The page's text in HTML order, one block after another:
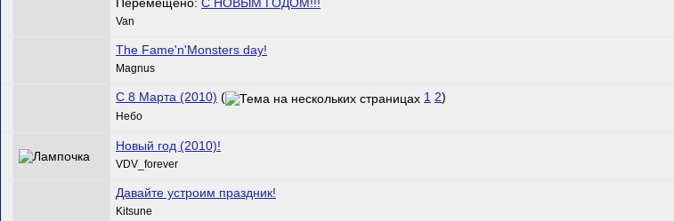
Перемещено: С НОВЫМ ГОДОМ!!!
Van
The Fame'n'Monsters day!
Magnus
C 8 Марта (2010) ( 1 2)
Небо
Новый год (2010)!
VDV_forever
Давайте устроим праздник!
Kitsune